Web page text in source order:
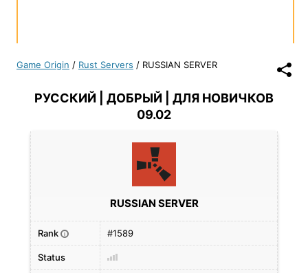
Game Origin / Rust Servers / RUSSIAN SERVER
РУССКИЙ | ДОБРЫЙ | ДЛЯ НОВИЧКОВ
09.02
RUSSIAN SERVER
Rank i #1589
Status